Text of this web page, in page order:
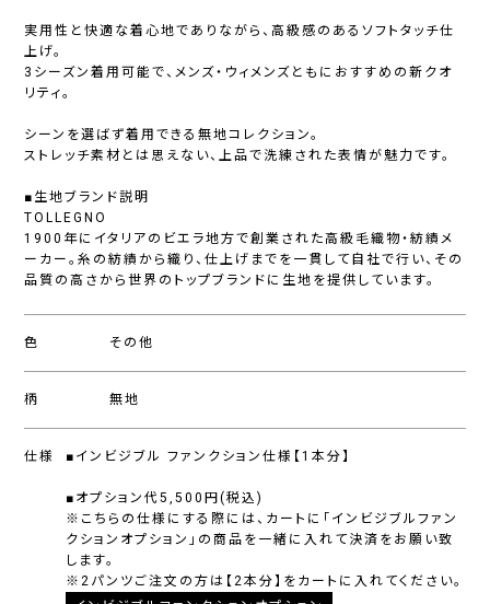
実用性と快適な着心地でありながら、高級感のあるソフトタッチ仕
上げ。
3シーズン着用可能で、メンズ・ウィメンズともにおすすめの新クオ
リティ。
シーンを選ばず着用できる無地コレクション。
ストレッチ素材とは思えない、上品で洗練された表情が魅力です。
■生地ブランド説明
TOLLEGNO
1900年にイタリアのビエラ地方で創業された高級毛織物・紡績メ
ーカー。糸の紡績から織り、仕上げまでを一貫して自社で行い、その
品質の高さから世界のトップブランドに生地を提供しています。
色 その他
柄 無地
仕様 ■インビジブル ファンクション仕様【1本分】
■オプション代5,500円(税込)
※こちらの仕様にする際には、カートに「インビジブルファン
クションオプション」の商品を一緒に入れて決済をお願い致
します。
※2パンツご注文の方は【2本分】をカートに入れてください。